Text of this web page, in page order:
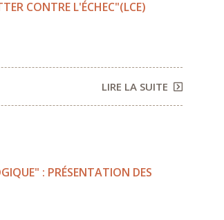
CONTRE L'ÉCHEC"(LCE)
LIRE LA SUITE
: PRÉSENTATION DES